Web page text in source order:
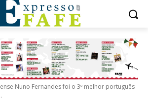
Nuno Fernandes foi o 3º melhor português